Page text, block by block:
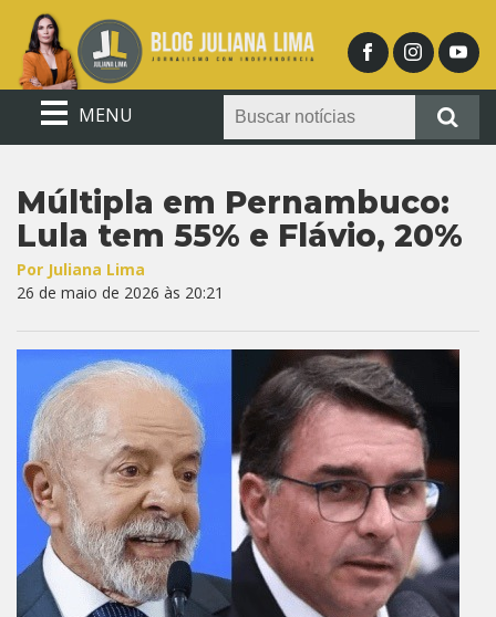
MENU
Múltipla em Pernambuco:
Lula tem 55% e Flávio, 20%
Por Juliana Lima
26 de maio de 2026 às 20:21